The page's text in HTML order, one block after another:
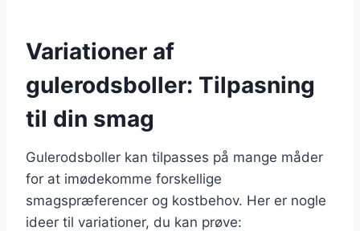
Variationer af
gulerodsboller: Tilpasning
til din smag
Gulerodsboller kan tilpasses på mange måder
for at imødekomme forskellige
smagspræferencer og kostbehov. Her er nogle
ideer til variationer, du kan prøve: